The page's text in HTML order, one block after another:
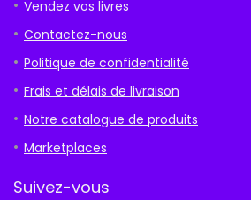
Vendez vos livres
Contactez-nous
Politique de confidentialité
Frais et délais de livraison
Notre catalogue de produits
Marketplaces
Suivez-vous